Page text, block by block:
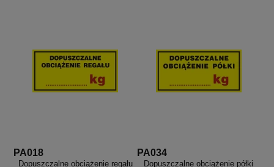
PA018
Dopuszczalne obciążenie regału
PA034
Dopuszczalne obciążenie półki